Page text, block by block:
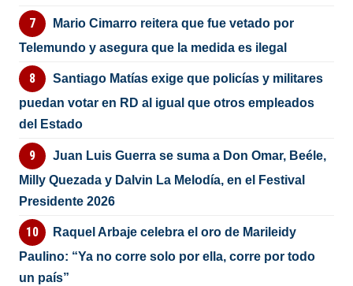
Mario Cimarro reitera que fue vetado por
Telemundo y asegura que la medida es ilegal
Santiago Matías exige que policías y militares
puedan votar en RD al igual que otros empleados
del Estado
Juan Luis Guerra se suma a Don Omar, Beéle,
Milly Quezada y Dalvin La Melodía, en el Festival
Presidente 2026
Raquel Arbaje celebra el oro de Marileidy
Paulino: “Ya no corre solo por ella, corre por todo
un país”